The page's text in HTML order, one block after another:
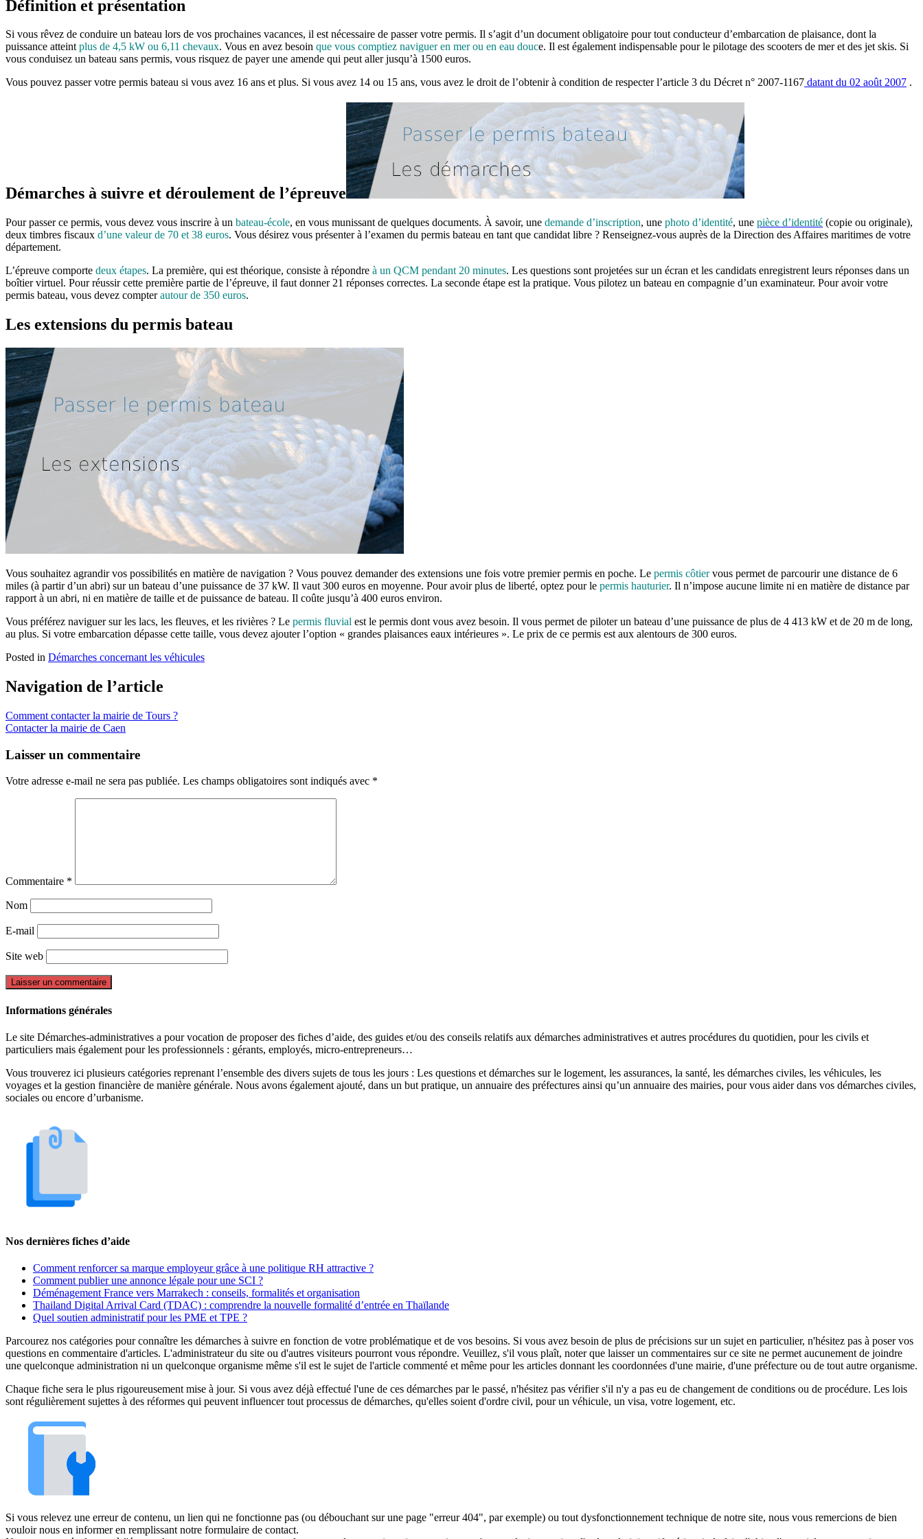
Définition et présentation
Si vous rêvez de conduire un bateau lors de vos prochaines vacances, il est nécessaire de passer votre permis. Il s’agit d’un document obligatoire pour tout conducteur d’embarcation de plaisance, dont la
puissance atteintplus de 4,5 kW ou 6,11 chevaux. Vous en avez besoin que vous comptiez naviguer en mer ou en eau douce. Il est également indispensable pour le pilotage des scooters de mer et des jet skis. Si
vous conduisez un bateau sans permis, vous risquez de payer une amende qui peut aller jusqu’à 1500 euros.
Vous pouvez passer votre permis bateau si vous avez 16 ans et plus. Si vous avez 14 ou 15 ans, vous avez le droit de l’obtenir à condition de respecter l’article 3 du Décret n° 2007-1167 datant du 02 août 2007 .
Démarches à suivre et déroulement de l’épreuve
Pour passer ce permis, vous devez vous inscrire à un bateau-école, en vous munissant de quelques documents. À savoir, une demande d’inscription, une photo d’identité, une pièce d’identité (copie ou originale),
deux timbres fiscaux d’une valeur de 70 et 38 euros. Vous désirez vous présenter à l’examen du permis bateau en tant que candidat libre ? Renseignez-vous auprès de la Direction des Affaires maritimes de votre
département.
L’épreuve comporte deux étapes. La première, qui est théorique, consiste à répondre à un QCM pendant 20 minutes. Les questions sont projetées sur un écran et les candidats enregistrent leurs réponses dans un
boîtier virtuel. Pour réussir cette première partie de l’épreuve, il faut donner 21 réponses correctes. La seconde étape est la pratique. Vous pilotez un bateau en compagnie d’un examinateur. Pour avoir votre
permis bateau, vous devez compterautour de 350 euros.
Les extensions du permis bateau
Vous souhaitez agrandir vos possibilités en matière de navigation ? Vous pouvez demander des extensions une fois votre premier permis en poche. Le permis côtiervous permet de parcourir une distance de 6
miles (à partir d’un abri) sur un bateau d’une puissance de 37 kW. Il vaut 300 euros en moyenne. Pour avoir plus de liberté, optez pour le permis hauturier. Il n’impose aucune limite ni en matière de distance par
rapport à un abri, ni en matière de taille et de puissance de bateau. Il coûte jusqu’à 400 euros environ.
Vous préférez naviguer sur les lacs, les fleuves, et les rivières ? Le permis fluvial est le permis dont vous avez besoin. Il vous permet de piloter un bateau d’une puissance de plus de 4 413 kW et de 20 m de long,
au plus. Si votre embarcation dépasse cette taille, vous devez ajouter l’option « grandes plaisances eaux intérieures ». Le prix de ce permis est aux alentours de 300 euros.
Posted in Démarches concernant les véhicules
Navigation de l’article
Comment contacter la mairie de Tours ?
Contacter la mairie de Caen
Laisser un commentaire
Votre adresse e-mail ne sera pas publiée. Les champs obligatoires sont indiqués avec *
Commentaire *
Nom
E-mail
Site web
Informations générales
Le site Démarches-administratives a pour vocation de proposer des fiches d’aide, des guides et/ou des conseils relatifs aux démarches administratives et autres procédures du quotidien, pour les civils et
particuliers mais également pour les professionnels : gérants, employés, micro-entrepreneurs…
Vous trouverez ici plusieurs catégories reprenant l’ensemble des divers sujets de tous les jours : Les questions et démarches sur le logement, les assurances, la santé, les démarches civiles, les véhicules, les
voyages et la gestion financière de manière générale. Nous avons également ajouté, dans un but pratique, un annuaire des préfectures ainsi qu’un annuaire des mairies, pour vous aider dans vos démarches civiles,
sociales ou encore d’urbanisme.
Nos dernières fiches d’aide
Comment renforcer sa marque employeur grâce à une politique RH attractive ?
Comment publier une annonce légale pour une SCI ?
Déménagement France vers Marrakech : conseils, formalités et organisation
Thailand Digital Arrival Card (TDAC) : comprendre la nouvelle formalité d’entrée en Thaïlande
Quel soutien administratif pour les PME et TPE ?
Parcourez nos catégories pour connaître les démarches à suivre en fonction de votre problématique et de vos besoins. Si vous avez besoin de plus de précisions sur un sujet en particulier, n'hésitez pas à poser vos
questions en commentaire d'articles. L'administrateur du site ou d'autres visiteurs pourront vous répondre. Veuillez, s'il vous plaît, noter que laisser un commentaires sur ce site ne permet aucunement de joindre
une quelconque administration ni un quelconque organisme même s'il est le sujet de l'article commenté et même pour les articles donnant les coordonnées d'une mairie, d'une préfecture ou de tout autre organisme.
Chaque fiche sera le plus rigoureusement mise à jour. Si vous avez déjà effectué l'une de ces démarches par le passé, n'hésitez pas vérifier s'il n'y a pas eu de changement de conditions ou de procédure. Les lois
sont régulièrement sujettes à des réformes qui peuvent influencer tout processus de démarches, qu'elles soient d'ordre civil, pour un véhicule, un visa, votre logement, etc.
Si vous relevez une erreur de contenu, un lien qui ne fonctionne pas (ou débouchant sur une page "erreur 404", par exemple) ou tout dysfonctionnement technique de notre site, nous vous remercions de bien
vouloir nous en informer en remplissant notre formulaire de contact.